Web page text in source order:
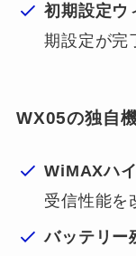
初期設定ウ
期設定が完
WX05の独自
WiMAXハ
受信性能を
バッテリー